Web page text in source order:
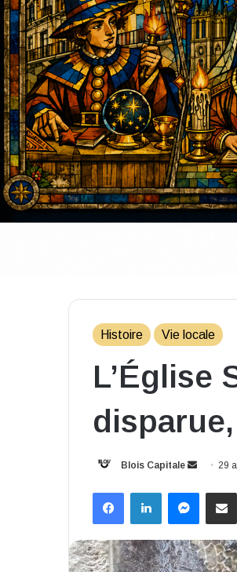
Histoire Vie locale
L’Église
Blois Capitale
Envoyer
courriel
29
FacebookLinkedin